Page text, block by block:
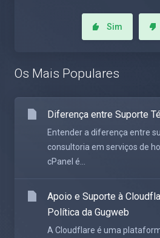
Sim
Os Mais Populares
Diferença entre Suporte
Entender a diferença entre
consultoria em serviços de
cPanel é...
Apoio e Suporte à
Política da Gugweb
A Cloudflare é uma